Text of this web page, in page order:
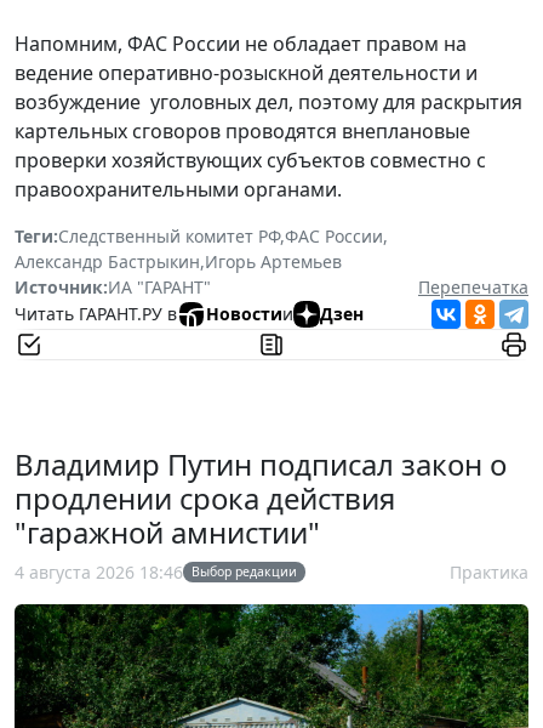
Напомним, ФАС России не обладает правом на
ведение оперативно-розыскной деятельности и
возбуждение уголовных дел, поэтому для раскрытия
картельных сговоров проводятся внеплановые
проверки хозяйствующих субъектов совместно с
правоохранительными органами.
Теги:Следственный комитет РФ,ФАС России,
Александр Бастрыкин,Игорь Артемьев
Источник:ИА "ГАРАНТ"
Перепечатка
Читать ГАРАНТ.РУ в
Новостии Дзен
Владимир Путин подписал закон о
продлении срока действия
"гаражной амнистии"
4 августа 2026 18:46 Выбор редакции Практика